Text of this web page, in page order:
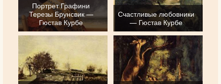
Портрет Графини
Терезы Брунсвик —
Гюстав Курбе
Счастливые любовники
— Гюстав Курбе